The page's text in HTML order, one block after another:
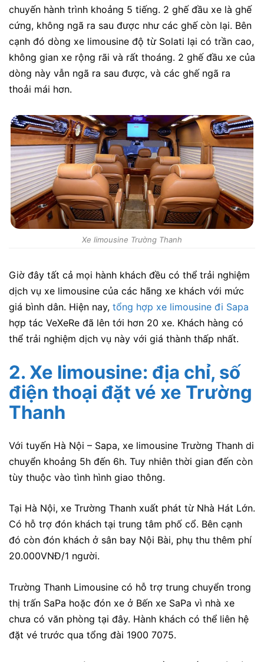
chuyến hành trình khoảng 5 tiếng. 2 ghế đầu xe là ghế
cứng, không ngã ra sau được như các ghế còn lại. Bên
cạnh đó dòng xe limousine độ từ Solati lại có trần cao,
không gian xe rộng rãi và rất thoáng. 2 ghế đầu xe của
dòng này vẫn ngã ra sau được, và các ghế ngã ra
thoải mái hơn.
Xe limousine Trường Thanh
Giờ đây tất cả mọi hành khách đều có thể trải nghiệm
dịch vụ xe limousine của các hãng xe khách với mức
giá bình dân. Hiện nay, tổng hợp xe limousine đi Sapa
hợp tác VeXeRe đã lên tới hơn 20 xe. Khách hàng có
thể trải nghiệm dịch vụ này với giá thành thấp nhất.
2. Xe limousine: địa chỉ, số
điện thoại đặt vé xe Trường
Thanh
Với tuyến Hà Nội – Sapa, xe limousine Trường Thanh di
chuyển khoảng 5h đến 6h. Tuy nhiên thời gian đến còn
tùy thuộc vào tình hình giao thông.
Tại Hà Nội, xe Trường Thanh xuất phát từ Nhà Hát Lớn.
Có hỗ trợ đón khách tại trung tâm phố cổ. Bên cạnh
đó còn đón khách ở sân bay Nội Bài, phụ thu thêm phí
20.000VNĐ/1 người.
Trường Thanh Limousine có hỗ trợ trung chuyển trong
thị trấn SaPa hoặc đón xe ở Bến xe SaPa vì nhà xe
chưa có văn phòng tại đây. Hành khách có thể liên hệ
đặt vé trước qua tổng đài 1900 7075.